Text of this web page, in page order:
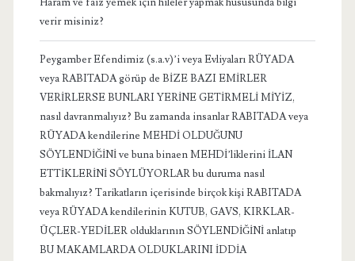
verir misiniz?
Peygamber Efendimiz (s.a.v)’i veya Evliyaları RÜYADA
veya RABITADA görüp de BİZE BAZI EMİRLER
VERİRLERSE BUNLARI YERİNE GETİRMELİ MİYİZ,
nasıl davranmalıyız? Bu zamanda insanlar RABITADA veya
RÜYADA kendilerine MEHDİ OLDUĞUNU
SÖYLENDİĞİNİ ve buna binaen MEHDİ’liklerini İLAN
ETTİKLERİNİ SÖYLÜYORLAR bu duruma nasıl
bakmalıyız? Tarikatların içerisinde birçok kişi RABITADA
veya RÜYADA kendilerinin KUTUB, GAVS, KIRKLAR-
ÜÇLER-YEDİLER olduklarının SÖYLENDİĞİNİ anlatıp
BU MAKAMLARDA OLDUKLARINI İDDİA